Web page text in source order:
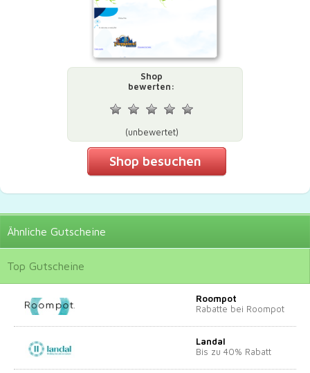
Shop
bewerten:
(unbewertet)
Shop besuchen
Ähnliche Gutscheine
Top Gutscheine
Roompot
Rabatte bei Roompot
Landal
Bis zu 40% Rabatt